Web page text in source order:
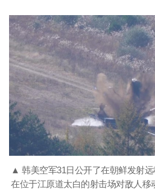
▲ 韩美空军31日公开了在朝鲜发射
在位于江原道太白的射击场对敌人移